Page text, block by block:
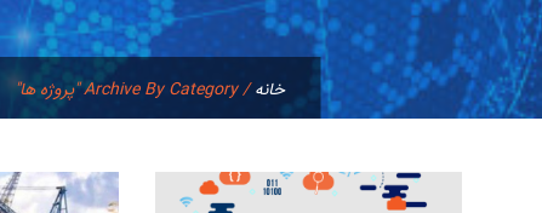
خانه/Archive By Category "پروژه ها"